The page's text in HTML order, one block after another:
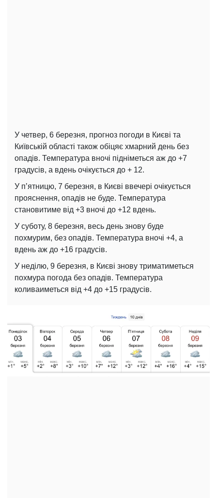
У четвер, 6 березня, прогноз погоди в Києві та
Київській області також обіцяє хмарний день без
опадів. Температура вночі підніметься аж до +7
градусів, а вдень очікується до + 12.
У пʼятницю, 7 березня, в Києві ввечері очікується
прояснення, опадів не буде. Температура
становитиме від +3 вночі до +12 вдень.
У суботу, 8 березня, весь день знову буде
похмурим, без опадів. Температура вночі +4, а
вдень аж до +16 градусів.
У неділю, 9 березня, в Києві знову триматиметься
похмура погода без опадів. Температура
коливаиметься від +4 до +15 градусів.